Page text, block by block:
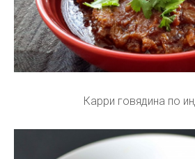
Карри говядина по